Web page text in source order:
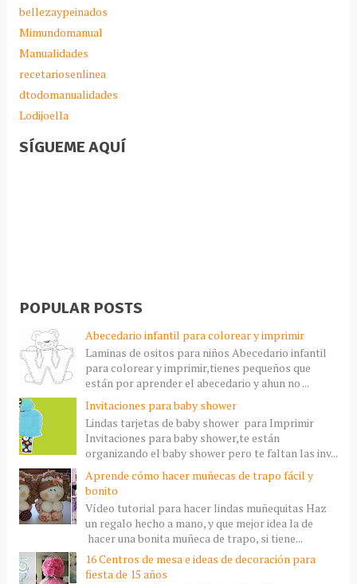
bellezaypeinados
Mimundomanual
Manualidades
recetariosenlinea
dtodomanualidades
Lodijoella
SÍGUEME AQUÍ
POPULAR POSTS
Abecedario infantil para colorear y imprimir
Laminas de ositos para niños Abecedario infantil
para colorear y imprimir,tienes pequeños que
están por aprender el abecedario y ahun no ...
Invitaciones para baby shower
Lindas tarjetas de baby shower para Imprimir
Invitaciones para baby shower,te están
organizando el baby shower pero te faltan las inv...
Aprende cómo hacer muñecas de trapo fácil y
bonito
Vídeo tutorial para hacer lindas muñequitas Haz
un regalo hecho a mano, y que mejor idea la de
hacer una bonita muñeca de trapo, si tiene...
16 Centros de mesa e ideas de decoración para
fiesta de 15 años